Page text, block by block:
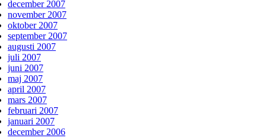
december 2007
november 2007
oktober 2007
september 2007
augusti 2007
juli 2007
juni 2007
maj 2007
april 2007
mars 2007
februari 2007
januari 2007
december 2006